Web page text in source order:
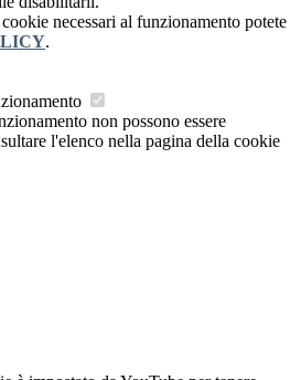
necessari al funzionamento potete
.
non possono essere
l'elenco nella pagina della cookie